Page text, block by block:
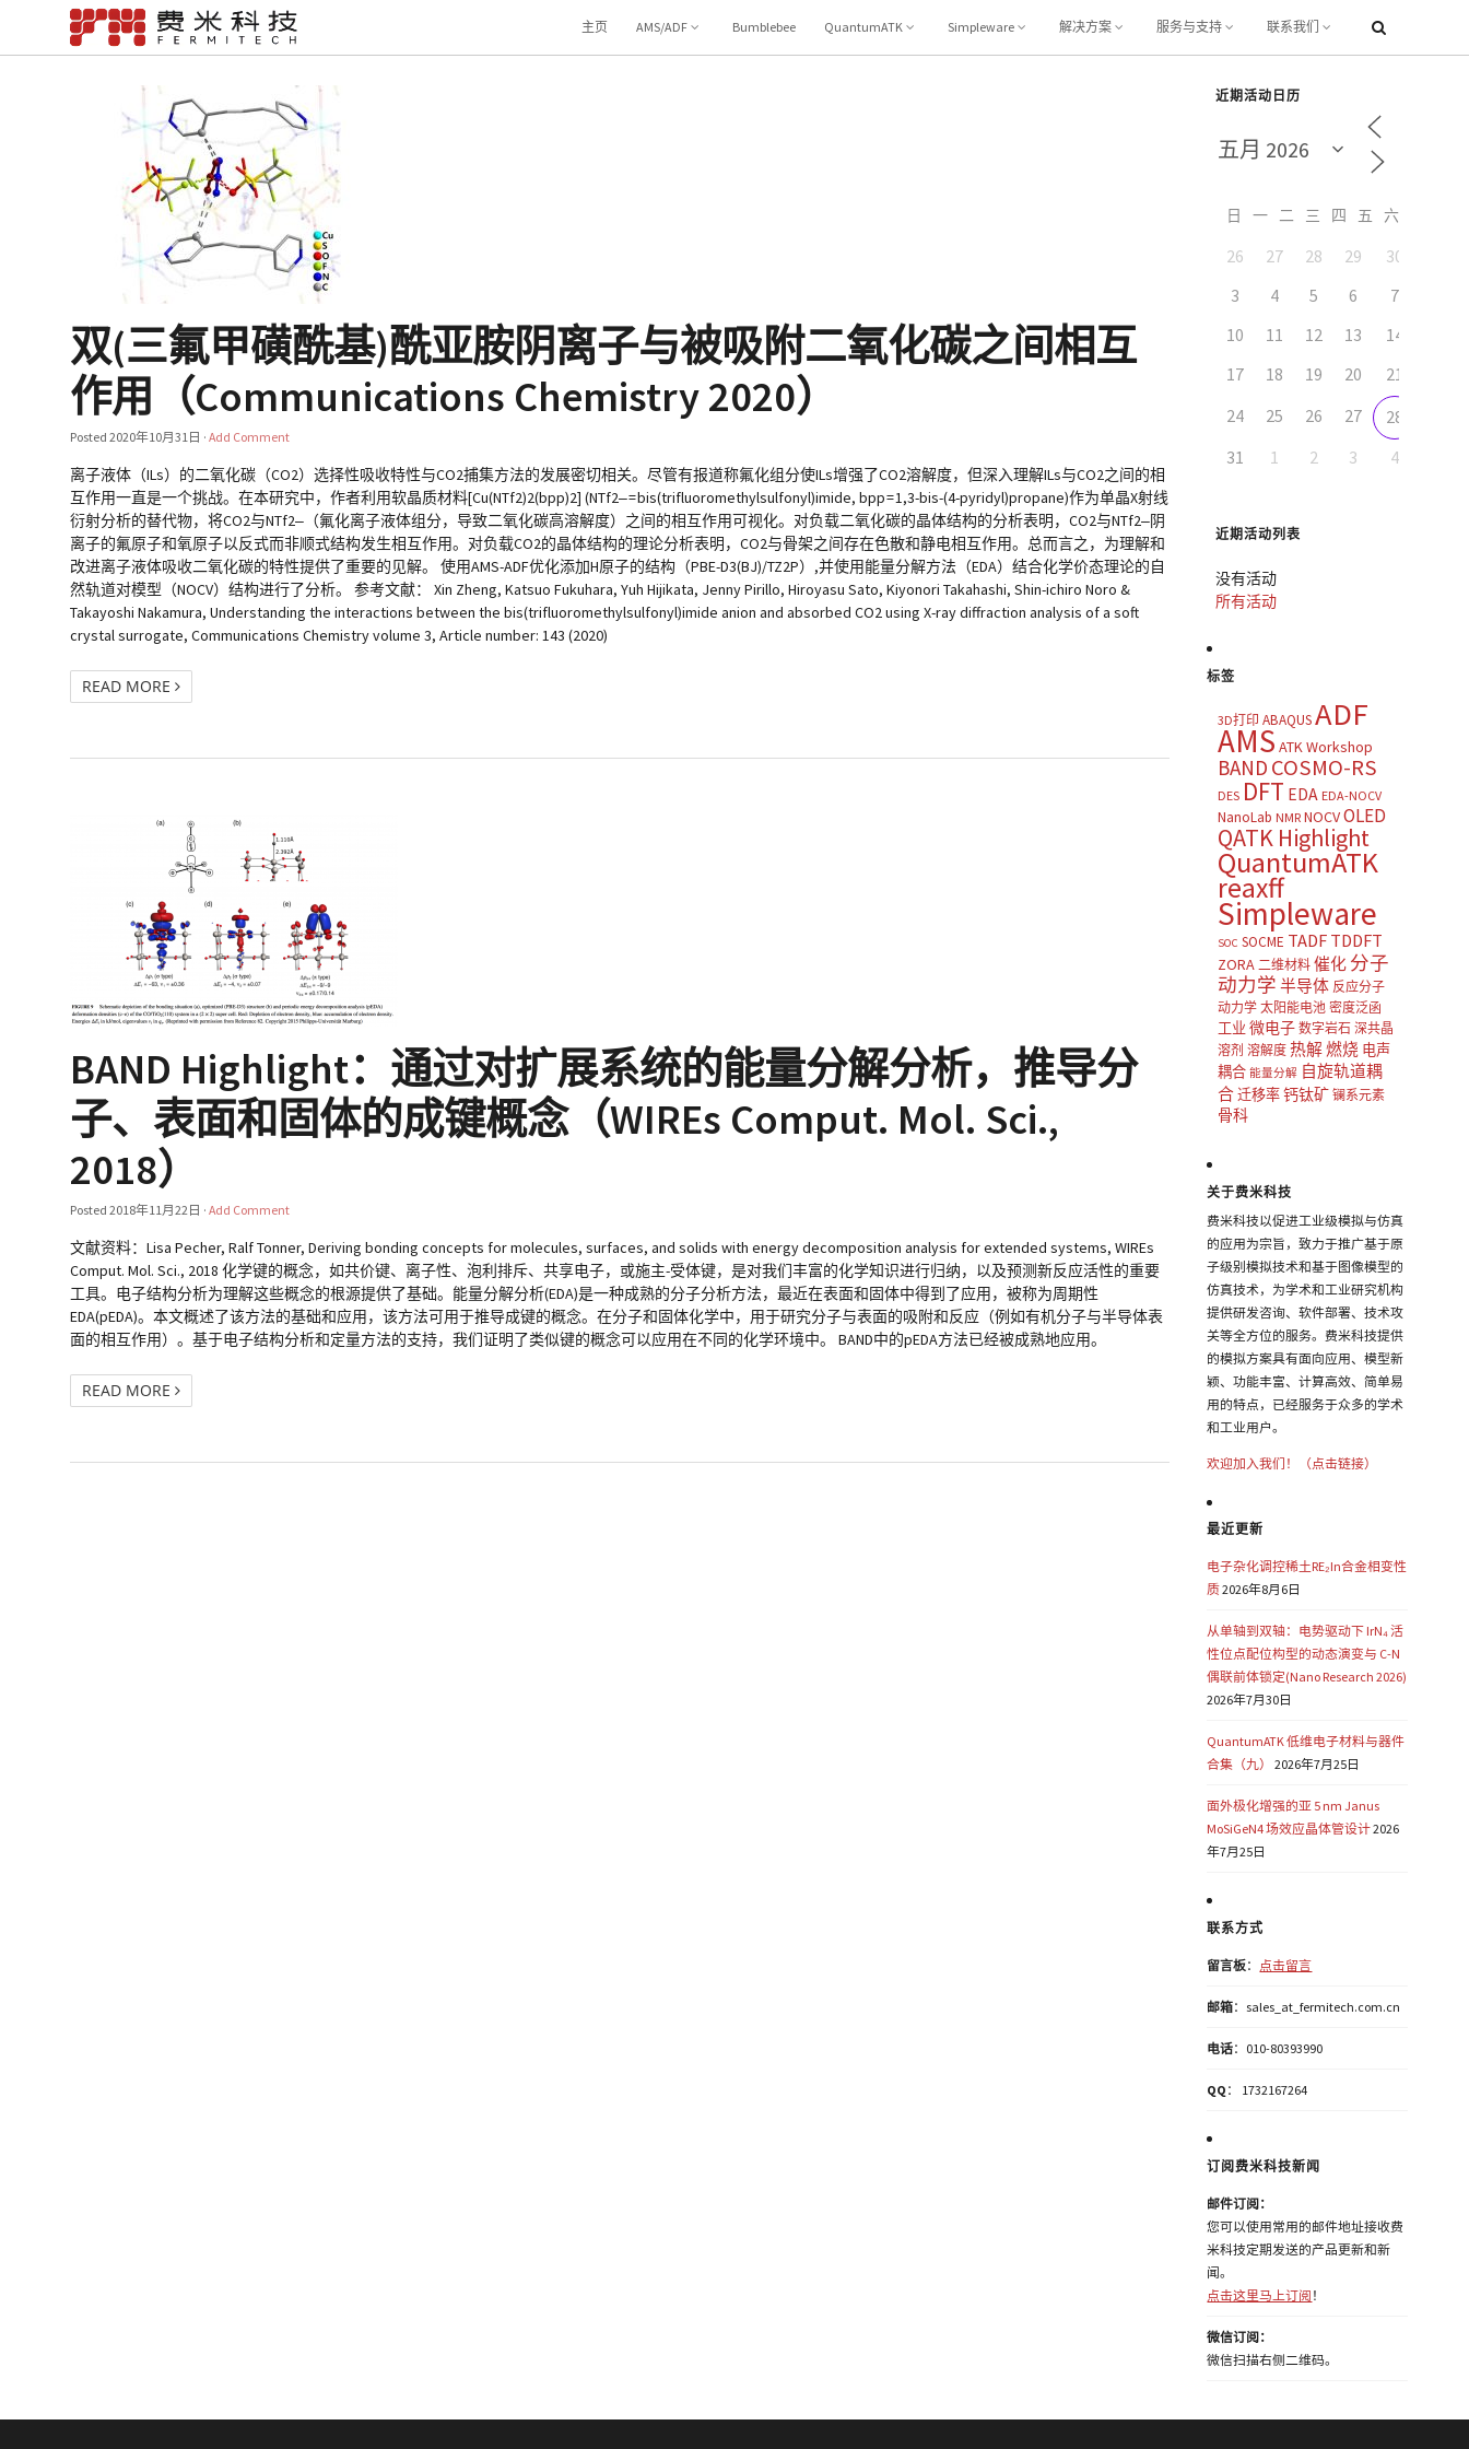
主页 AMS/ADF Bumblebee QuantumATK Simpleware 解决方案 服务与支持 联系我们
双(三氟甲磺酰基)酰亚胺阴离子与被吸附二氧化碳之间相互
作用（Communications Chemistry 2020）
Posted2020年10月31日 ·Add Comment
离子液体（ILs）的二氧化碳（CO2）选择性吸收特性与CO2捕集方法的发展密切相关。尽管有报道称氟化组分使ILs增强了CO2溶解度，但深入理解ILs与CO2之间的相
互作用一直是一个挑战。在本研究中，作者利用软晶质材料[Cu(NTf2)2(bpp)2] (NTf2‒ = bis(trifluoromethylsulfonyl)imide, bpp = 1,3-bis-(4-pyridyl)propane)作为单晶X射线
衍射分析的替代物，将CO2与NTf2‒（氟化离子液体组分，导致二氧化碳高溶解度）之间的相互作用可视化。对负载二氧化碳的晶体结构的分析表明，CO2与NTf2‒阴
离子的氟原子和氧原子以反式而非顺式结构发生相互作用。对负载CO2的晶体结构的理论分析表明，CO2与骨架之间存在色散和静电相互作用。总而言之，为理解和
改进离子液体吸收二氧化碳的特性提供了重要的见解。 使用AMS-ADF优化添加H原子的结构（PBE-D3(BJ)/TZ2P）,并使用能量分解方法（EDA）结合化学价态理论的自
然轨道对模型（NOCV）结构进行了分析。 参考文献： Xin Zheng, Katsuo Fukuhara, Yuh Hijikata, Jenny Pirillo, Hiroyasu Sato, Kiyonori Takahashi, Shin-ichiro Noro &
Takayoshi Nakamura, Understanding the interactions between the bis(trifluoromethylsulfonyl)imide anion and absorbed CO2 using X-ray diffraction analysis of a soft
crystal surrogate, Communications Chemistry volume 3, Article number: 143 (2020)
READ MORE
BAND Highlight：通过对扩展系统的能量分解分析，推导分
子、表面和固体的成键概念（WIREs Comput. Mol. Sci.,
2018）
Posted2018年11月22日 ·Add Comment
文献资料：Lisa Pecher, Ralf Tonner, Deriving bonding concepts for molecules, surfaces, and solids with energy decomposition analysis for extended systems, WIREs
Comput. Mol. Sci., 2018 化学键的概念，如共价键、离子性、泡利排斥、共享电子，或施主-受体键，是对我们丰富的化学知识进行归纳，以及预测新反应活性的重要
工具。电子结构分析为理解这些概念的根源提供了基础。能量分解分析(EDA)是一种成熟的分子分析方法，最近在表面和固体中得到了应用，被称为周期性
EDA(pEDA)。本文概述了该方法的基础和应用，该方法可用于推导成键的概念。在分子和固体化学中，用于研究分子与表面的吸附和反应（例如有机分子与半导体表
面的相互作用）。基于电子结构分析和定量方法的支持，我们证明了类似键的概念可以应用在不同的化学环境中。 BAND中的pEDA方法已经被成熟地应用。
READ MORE
近期活动日历
日 一 二 三 四 五
26 27 28 29 30
3
4 5 6 7
10
11 12 13 14
17
18 19 20 21
24
25 26 27 28
31
1 2 3 4
近期活动列表
没有活动
所有活动
标签
3D打印 ABAQUSADF
AMS ATK Workshop
BAND COSMO-RS
DES DFT EDA EDA-NOCV
NanoLab NMR NOCVOLED
QATK Highlight
QuantumATK
reaxff
Simpleware
SOC SOCME TADF TDDFT
ZORA 二维材料 催化 分子
动力学 半导体 反应分子
动力学 太阳能电池 密度泛函
工业 微电子 数字岩石 深共晶
溶剂 溶解度 热解燃烧 电声
耦合 能量分解 自旋轨道耦
合迁移率钙钛矿 镧系元素
骨科
关于费米科技
费米科技以促进工业级模拟与仿真
的应用为宗旨，致力于推广基于原
子级别模拟技术和基于图像模型的
仿真技术，为学术和工业研究机构
提供研发咨询、软件部署、技术攻
关等全方位的服务。费米科技提供
的模拟方案具有面向应用、模型新
颖、功能丰富、计算高效、简单易
用的特点，已经服务于众多的学术
和工业用户。
欢迎加入我们！（点击链接）
最近更新
电子杂化调控稀土RE₂In合金相变性
质2026年8月6日
从单轴到双轴：电势驱动下 IrN₄ 活
性位点配位构型的动态演变与 C-N
偶联前体锁定(Nano Research 2026)
2026年7月30日
QuantumATK 低维电子材料与器件
合集（九）
2026年7月25日
面外极化增强的亚 5 nm Janus
MoSiGeN4 场效应晶体管设计2026
年7月25日
联系方式
留言板： 点击留言
邮箱：sales_at_fermitech.com.cn
电话：010-80393990
QQ ： 1732167264
订阅费米科技新闻
邮件订阅：
您可以使用常用的邮件地址接收费
米科技定期发送的产品更新和新
闻。
点击这里马上订阅 ！
微信订阅：
微信扫描右侧二维码。